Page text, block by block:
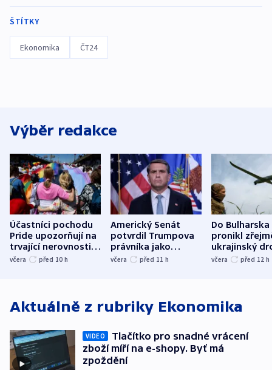
ŠTÍTKY
Ekonomika ČT24
Výběr redakce
Účastníci pochodu
Pride upozorňují na
trvající nerovnosti i
společenskou
včera před 10 h
Americký Senát
potvrdil Trumpova
právníka jako
ministra
včera před 11 h
Do Bulharska
pronikl
ukrajinský
explodoval
včera před 12 h
Aktuálně z rubriky Ekonomika
VIDEO
Tlačítko pro snadné vrácení
zboží míří na e-shopy. Byť má
zpoždění